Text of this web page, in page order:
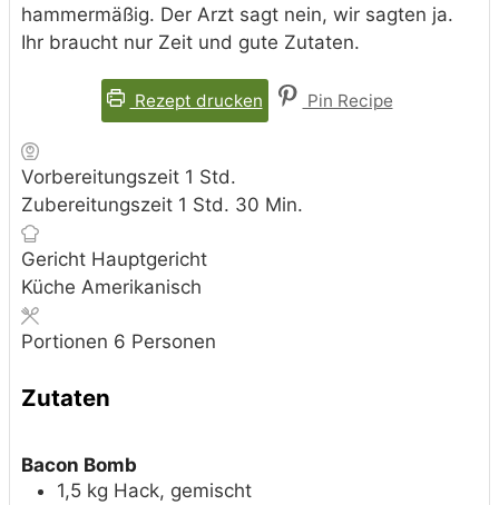
hammermäßig. Der Arzt sagt nein, wir sagten ja.
Ihr braucht nur Zeit und gute Zutaten.
Rezept drucken Pin Recipe
Vorbereitungszeit 1 Stunde
Std.
Zubereitungszeit 1 Stunde
Std. 30 Minuten
Min.
Gericht Hauptgericht
Küche Amerikanisch
Portionen 6 Personen
Zutaten
Bacon Bomb
1,5 kg Hack, gemischt